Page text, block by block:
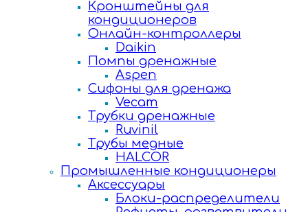
Кронштейны для
кондиционеров
Онлайн-контроллеры
Daikin
Помпы дренажные
Aspen
Сифоны для дренажа
Vecam
Трубки дренажные
Ruvinil
Трубы медные
HALCOR
Промышленные кондиционеры
Аксессуары
Блоки-распределители